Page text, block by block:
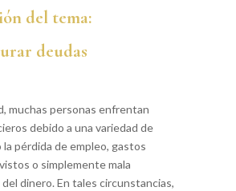
del tema:
deudas
muchas personas enfrentan
debido a una variedad de
pérdida de empleo, gastos
o simplemente mala
dinero. En tales circunstancias,